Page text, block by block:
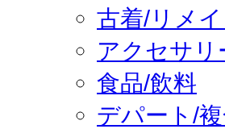
古着/リメイ
アクセサリ
食品/飲料
デパート/